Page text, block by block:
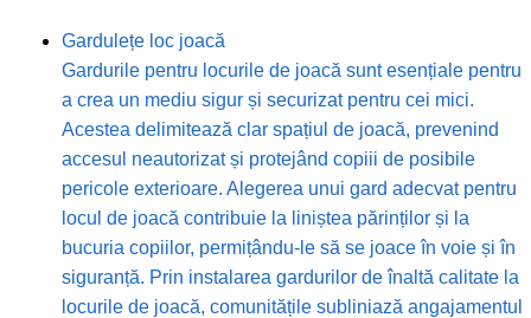
Gardulețe loc joacă
Gardurile pentru locurile de joacă sunt esențiale pentru
a crea un mediu sigur și securizat pentru cei mici.
Acestea delimitează clar spațiul de joacă, prevenind
accesul neautorizat și protejând copiii de posibile
pericole exterioare. Alegerea unui gard adecvat pentru
locul de joacă contribuie la liniștea părinților și la
bucuria copiilor, permițându-le să se joace în voie și în
siguranță. Prin instalarea gardurilor de înaltă calitate la
locurile de joacă, comunitățile subliniază angajamentul